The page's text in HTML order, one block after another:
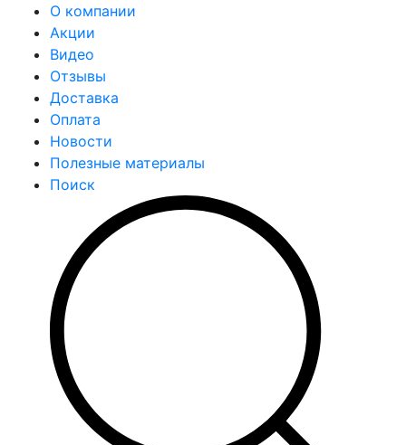
О компании
Акции
Видео
Отзывы
Доставка
Оплата
Новости
Полезные материалы
Поиск